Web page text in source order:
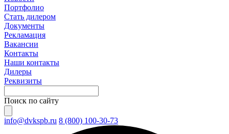
Портфолио
Стать дилером
Документы
Рекламация
Вакансии
Контакты
Наши контакты
Дилеры
Реквизиты
Поиск по сайту
info@dvkspb.ru 8 (800) 100-30-73